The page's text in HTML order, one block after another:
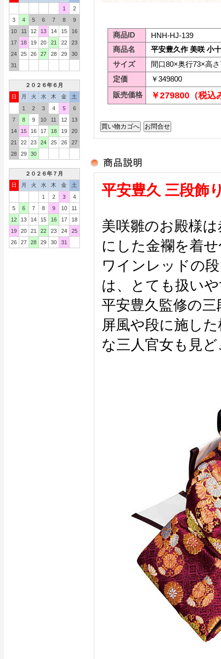
1
2
3
4 5 6 7 8
9
10
11 12 13 14 15
16
17
18 19 20 21 22
23
24
25 26 27 28 29
30
31
２０２６年６月
日
月 火 水 木 金
土
1
2 3 4 5
6
7
8 9 10 11 12
13
14
15 16 17 18 19
20
21
22 23 24 25 26
27
28
29 30
２０２６年７月
日
月 火 水 木 金
土
1
2 3
4
5
6 7 8 9 10
11
12
13 14 15 16 17
18
19
20 21 22 23 24
25
26
27 28 29 30 31
商品ID
HNH-HJ-139
商品名
平安豊久作 美咲 小
サイズ
間口80×奥行73×高
定価
￥349800
販売価格
￥279800（税込
平安豊久 三段飾
美咲雛のお殿様
にした金襴を着
ワインレッドの
は、とても扱い
平安豊久監修の
屏風や段に施し
な三人官女も見